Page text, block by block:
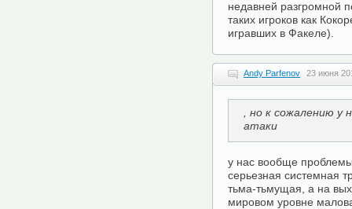
недавней разгромной
таких игроков как
игравших в Факеле).
Andy Parfenov 23 июня
, но к сожалению у
атаки
у нас вообще
серьезная системная
тьма-тьмущая, а на
мировом уровне